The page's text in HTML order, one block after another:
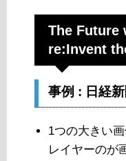
The Future
re:Invent
事例 : 日経
1つの大きい
レイヤーのが